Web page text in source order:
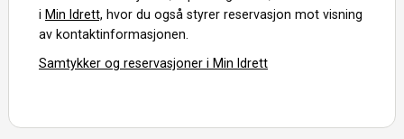
i Min Idrett, hvor du også styrer reservasjon mot visning
av kontaktinformasjonen.
Samtykker og reservasjoner i Min Idrett